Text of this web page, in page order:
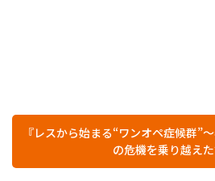
『レスから始まる“ワンオペ症候群”
の危機を乗り越えた